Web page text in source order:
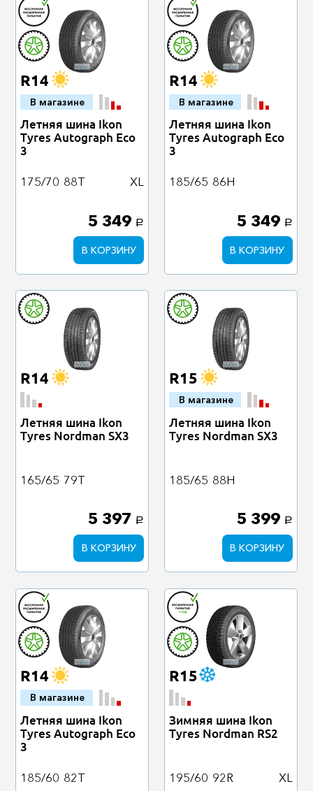
R14
В магазине
Летняя шина Ikon
Tyres Autograph Eco
3
175/70 88T XL
5 349 a
В КОРЗИНУ
R14
В магазине
Летняя шина Ikon
Tyres Autograph Eco
3
185/65 86H
5 349 a
В КОРЗИНУ
R14
Летняя шина Ikon
Tyres Nordman SX3
165/65 79T
5 397 a
В КОРЗИНУ
R15
В магазине
Летняя шина Ikon
Tyres Nordman SX3
185/65 88H
5 399 a
В КОРЗИНУ
R14
В магазине
Летняя шина Ikon
Tyres Autograph Eco
3
185/60 82T
R15
Зимняя шина Ikon
Tyres Nordman RS2
195/60 92R XL